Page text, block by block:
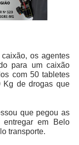
os agentes
para um caixão
com 50 tabletes
Kg de drogas que
que pegou as
em Belo
transporte.